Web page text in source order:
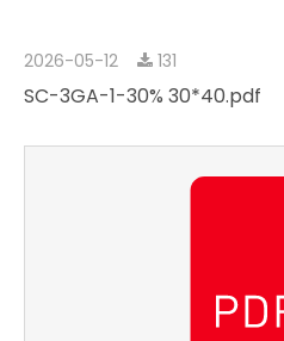
2026-05-12 131
SC-3GA-1-30% 30*40.pdf